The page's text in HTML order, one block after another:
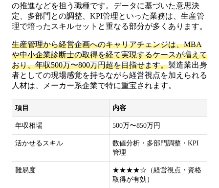
の推進などを担う職種です。データに基づいた意思決
定、多部門との調整、KPI管理といった業務は、生産管
理で培ったスキルセットと重なる部分が多くあります。
生産管理から経営企画へのキャリアチェンジは、MBA
や中小企業診断士の取得を経て実現するケースが増えて
おり、年収500万〜800万円超を目指せます。製造業出身
者としての現場感覚を持ちながら経営視点を加えられる
人材は、メーカー系企業で特に重宝されます。
項目 内容
年収相場 500万〜850万円
活かせるスキル
数値分析・多部門調整・KPI
管理
難易度
★★★★☆（経営視点・資格
取得が有効）